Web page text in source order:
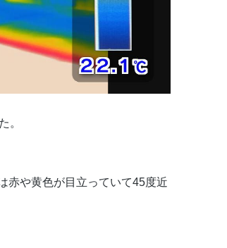
。
赤や黄色が目立っていて45度近